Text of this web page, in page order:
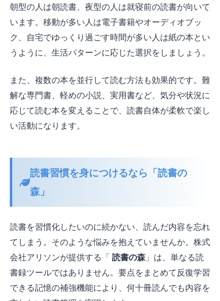
朝型の人は朝読書、夜型の人は就寝前の読書が向いて
います。移動が多い人は電子書籍やオーディオブッ
ク、自宅でゆっくり過ごす時間が多い人は紙の本とい
うように、生活パターンに応じた選択をしましょう。
また、複数の本を並行して読む方法も効果的です。難
解な専門書、軽めの小説、実用書など、気分や状況に
応じて読む本を変えることで、読書自体が柔軟で楽し
い活動になります。
読書習慣を身につけるなら「読書の
森」
読書を習慣化したいのに続かない、読んだ内容を忘れ
てしまう。そのような悩みを抱えていませんか。株式
会社アリソンが提供する「 読書の森 」は、単なる読
書録ツールではありません。要点をまとめて反復学習
できる記憶の補強機能により、何十冊読んでも内容を